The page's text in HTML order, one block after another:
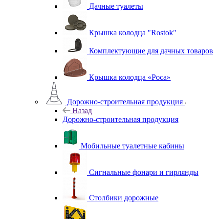
Дачные туалеты
Крышка колодца "Rostok"
Комплектующие для дачных товаров
Крышка колодца «Роса»
Дорожно-строительная продукция
Назад
Дорожно-строительная продукция
Мобильные туалетные кабины
Сигнальные фонари и гирлянды
Столбики дорожные